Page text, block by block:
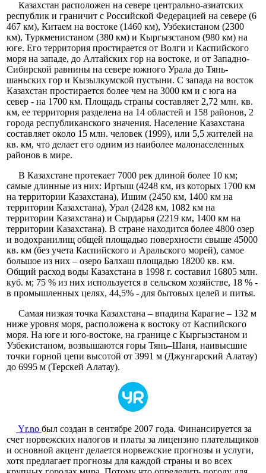
Казахстан расположен на севере центрально-азиатских
республик и граничит с Российской Федерацией на севере (6
467 км), Китаем на востоке (1460 км), Узбекистаном (2300
км), Туркменистаном (380 км) и Кыргызстаном (980 км) на
юге. Его территория простирается от Волги и Каспийского
моря на западе, до Алтайских гор на востоке, и от Западно-
Сибирской равнины на севере южного Урала до Тянь-
шаньских гор и Кызылкумской пустыни. С запада на восток
Казахстан простирается более чем на 3000 км и с юга на
север - на 1700 км. Площадь страны составляет 2,72 млн. кв.
км, ее территория разделена на 14 областей и 158 районов, 2
города республиканского значения. Население Казахстана
составляет около 15 млн. человек (1999), или 5,5 жителей на
кв. км, что делает его одним из наиболее малонаселенных
районов в мире.
В Казахстане протекает 7000 рек длиной более 10 км;
самые длинные из них: Иртыш (4248 км, из которых 1700 км
на территории Казахстана), Ишим (2450 км, 1400 км на
территории Казахстана), Урал (2428 км, 1082 км на
территории Казахстана) и Сырдарья (2219 км, 1400 км на
территории Казахстана). В стране находится более 4800 озер
и водохранилищ общей площадью поверхности свыше 45000
кв. км (без учета Каспийского и Аральского морей), самое
большое из них – озеро Балхаш площадью 18200 кв. км.
Общий расход воды Казахстана в 1998 г. составил 16805 млн.
куб. м; 75 % из них используется в сельском хозяйстве, 18 % -
в промышленных целях, 44,5% - для бытовых целей и питья.
Самая низкая точка Казахстана – впадина Карагие – 132 м
ниже уровня моря, расположена к востоку от Каспийского
моря. На юге и юго-востоке, на границе с Кыргызстаном и
Узбекистаном, возвышаются горы Тянь–Шаня, наивысшие
точки горной цепи высотой от 3991 м (Джунгарский Алатау)
до 6995 м (Терскей Алатау).
Yr.no был создан в сентябре 2007 года. Финансируется за
счет норвежских налогов и платы за лицензию плательщиков
и основной акцент делается норвежские прогнозы и услуги,
хотя предлагает прогнозы для каждой страны и во всех